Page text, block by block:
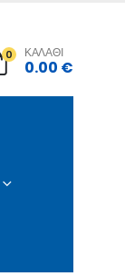
0 ΚΑΛΑΘΙ
0.00 €